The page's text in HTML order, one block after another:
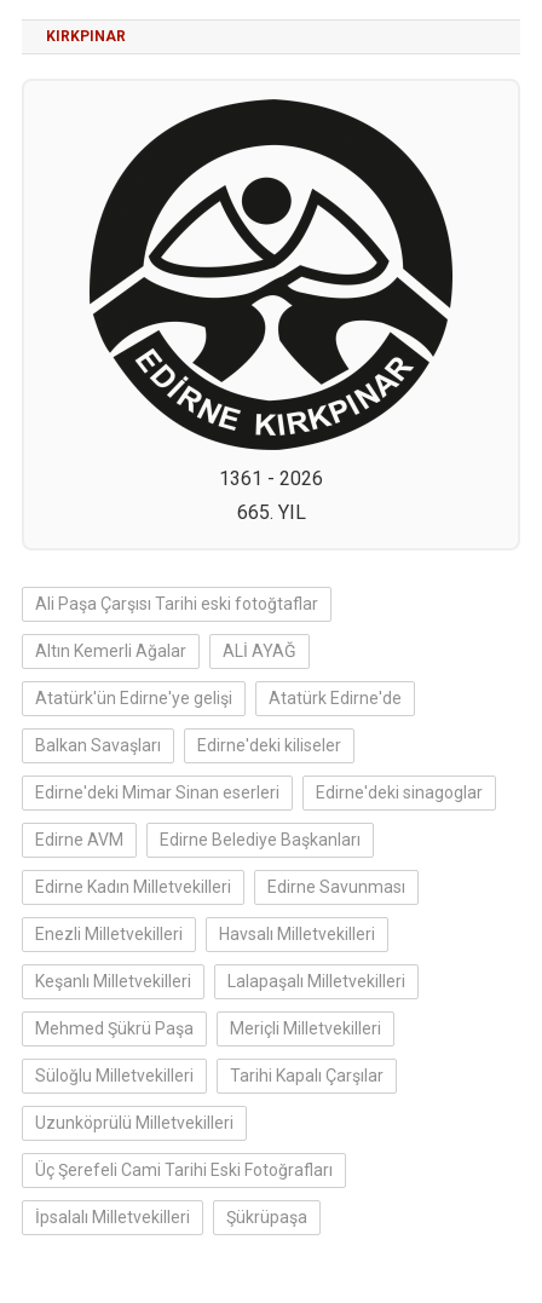
KIRKPINAR
1361 - 2026
665. YIL
Ali Paşa Çarşısı Tarihi eski fotoğtaflar
Altın Kemerli Ağalar ALİ AYAĞ
Atatürk'ün Edirne'ye gelişi Atatürk Edirne'de
Balkan Savaşları Edirne'deki kiliseler
Edirne'deki Mimar Sinan eserleri Edirne'deki sinagoglar
Edirne AVM Edirne Belediye Başkanları
Edirne Kadın Milletvekilleri Edirne Savunması
Enezli Milletvekilleri Havsalı Milletvekilleri
Keşanlı Milletvekilleri Lalapaşalı Milletvekilleri
Mehmed Şükrü Paşa Meriçli Milletvekilleri
Süloğlu Milletvekilleri Tarihi Kapalı Çarşılar
Uzunköprülü Milletvekilleri
Üç Şerefeli Cami Tarihi Eski Fotoğrafları
İpsalalı Milletvekilleri Şükrüpaşa